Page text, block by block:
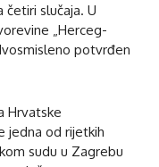
slučaja. U
„Herceg-
potvrđen
Hrvatske
jedna od rijetkih
sudu u Zagrebu